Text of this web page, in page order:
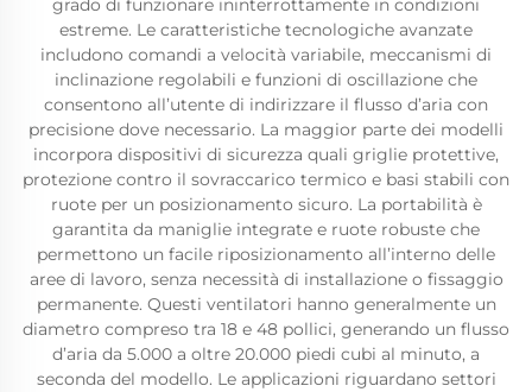
grado di funzionare ininterrottamente in condizioni
estreme. Le caratteristiche tecnologiche avanzate
includono comandi a velocità variabile, meccanismi di
inclinazione regolabili e funzioni di oscillazione che
consentono all’utente di indirizzare il flusso d’aria con
precisione dove necessario. La maggior parte dei modelli
incorpora dispositivi di sicurezza quali griglie protettive,
protezione contro il sovraccarico termico e basi stabili con
ruote per un posizionamento sicuro. La portabilità è
garantita da maniglie integrate e ruote robuste che
permettono un facile riposizionamento all’interno delle
aree di lavoro, senza necessità di installazione o fissaggio
permanente. Questi ventilatori hanno generalmente un
diametro compreso tra 18 e 48 pollici, generando un flusso
d’aria da 5.000 a oltre 20.000 piedi cubi al minuto, a
seconda del modello. Le applicazioni riguardano settori